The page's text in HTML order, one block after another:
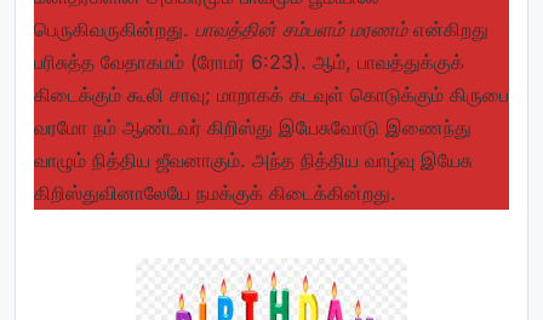
பெருகிவருகின்றது. பாவத்தின் சம்பளம் மரணம் என்கிறது
பரிசுத்த வேதாகமம் (ரோமர் 6:23). ஆம், பாவத்துக்குக்
கிடைக்கும் கூலி சாவு; மாறாகக் கடவுள் கொடுக்கும் கிருபை
வரமோ நம் ஆண்டவர் கிறிஸ்து இயேசுவோடு இணைந்து
வாழும் நித்திய ஜீவனாகும். அந்த நித்திய வாழ்வு இயேசு
கிறிஸ்துவினாலேயே நமக்குக் கிடைக்கின்றது.